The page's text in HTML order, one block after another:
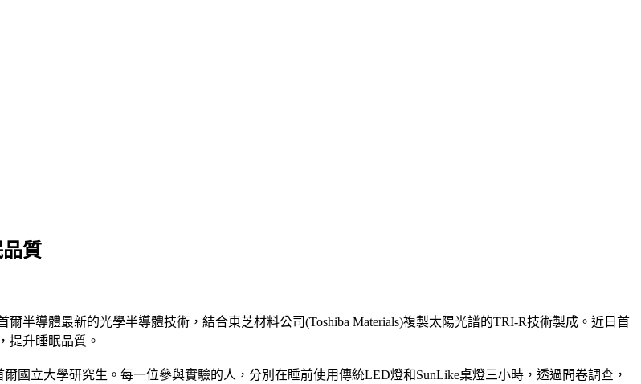
質
半導體最新的光學半導體技術，結合東芝材料公司(Toshiba Materials)複製太陽光譜的TRI-R技術製成。近日首
提升睡眠品質。
國立大學研究生。每一位參與實驗的人，分別在睡前使用傳統LED燈和SunLike桌燈三小時，透過問卷調查，